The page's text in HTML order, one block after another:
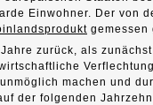
Einwohner. Der von
gemessen
zurück, als
machen und
der folgenden